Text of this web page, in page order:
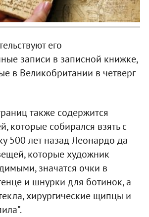
его
записи в записной книжке,
в Великобритании в четверг
также содержится
которые собирался взять с
500 лет назад Леонардо да
которые художник
значатся очки в
и шнурки для ботинок, а
хирургические щипцы и